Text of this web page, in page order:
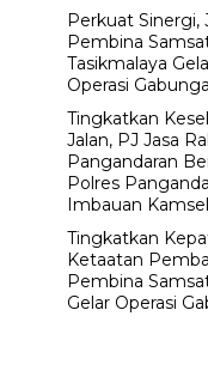
Perkuat Sinergi,
Pembina
Tasikmalaya
Operasi
Tingkatkan
Jalan, PJ Jasa
Pangandaran
Polres
Imbauan
Tingkatkan
Ketaatan
Pembina
Gelar Operasi